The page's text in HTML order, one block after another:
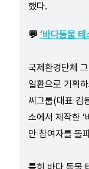
했다.
💬 ‘바다동물
국제환경단체
일환으로 기획
씨그룹(대표 김
소에서 제작한
만 참여자를 돌